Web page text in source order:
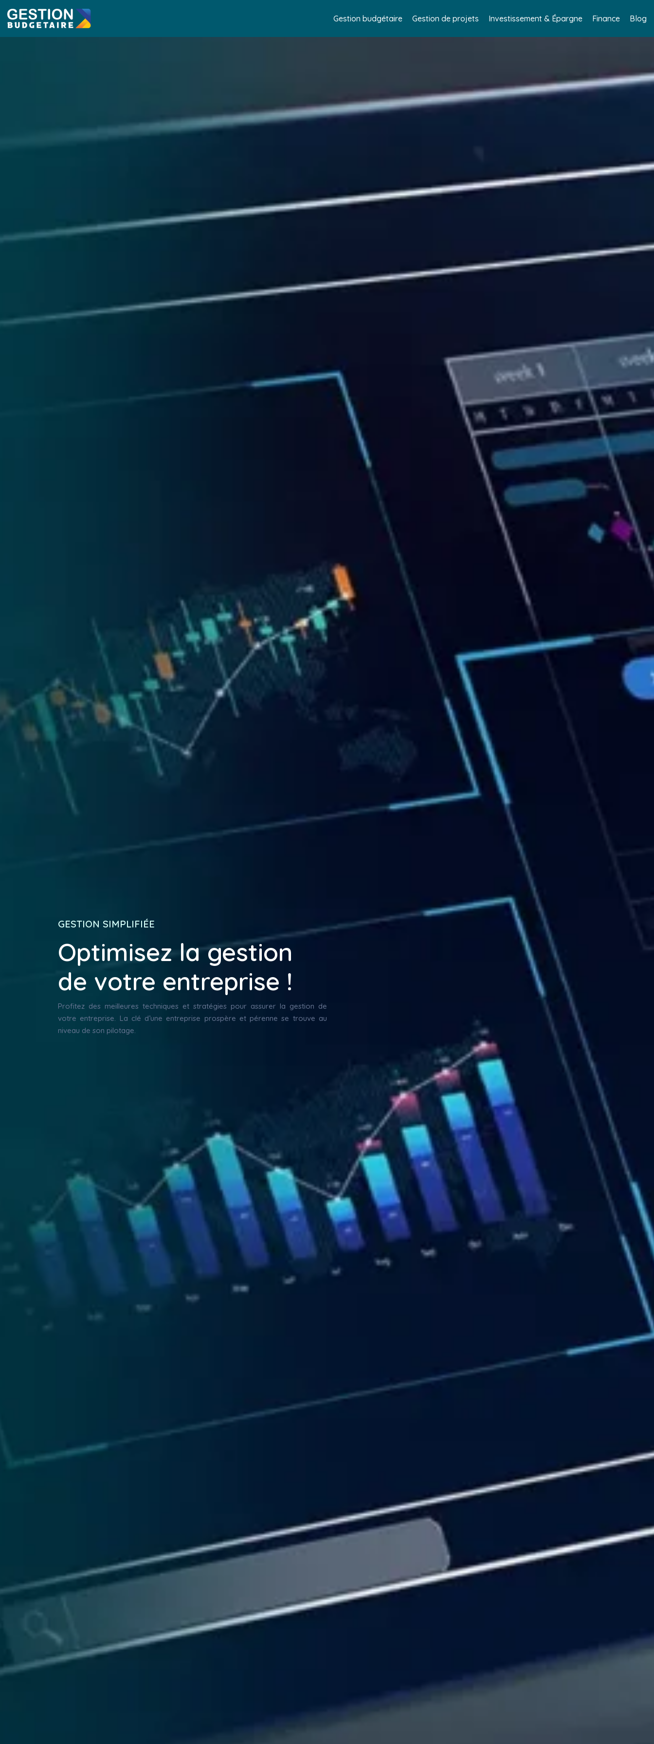
Gestion budgétaire Gestion de projets Investissement & Épargne Finance Blog
GESTION SIMPLIFIÉE
Optimisez la gestion
de votre entreprise !
Profitez des meilleures techniques et stratégies pour assurer la gestion de
votre entreprise. La clé d’une entreprise prospère et pérenne se trouve au
niveau de son pilotage.